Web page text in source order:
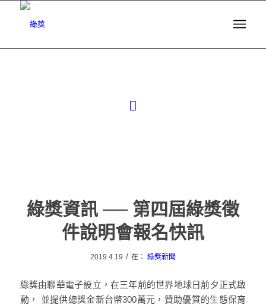
綠獎資訊 ── 第四屆綠獎徵
件說明會報名快訊
2019.4.19 / 在： 綠獎新聞
綠獎由聯華電子設立，在三年前的世界地球日前夕正式啟
動， 並提供總獎金新台幣300萬元，贊助優質的生態保育